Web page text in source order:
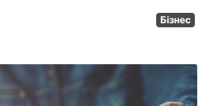
Бізнес